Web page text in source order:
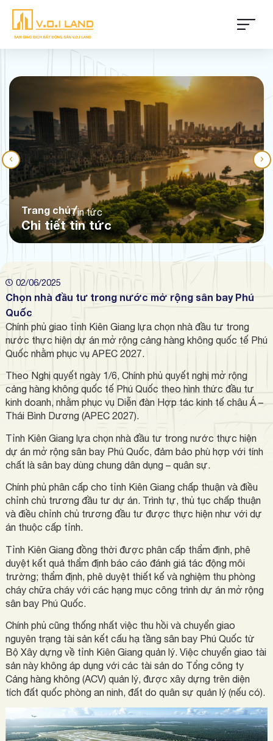
Trang chủTin tức
Chi tiết tin tức
02/06/2025
Chọn nhà đầu tư trong nước mở rộng sân bay Phú
Quốc
Chính phủ giao tỉnh Kiên Giang lựa chọn nhà đầu tư trong
nước thực hiện dự án mở rộng cảng hàng không quốc tế Phú
Quốc nhằm phục vụ APEC 2027.
Theo Nghị quyết ngày 1/6, Chính phủ quyết nghị mở rộng
cảng hàng không quốc tế Phú Quốc theo hình thức đầu tư
kinh doanh, nhằm phục vụ Diễn đàn Hợp tác kinh tế châu Á –
Thái Bình Dương (APEC 2027).
Tỉnh Kiên Giang lựa chọn nhà đầu tư trong nước thực hiện
dự án mở rộng sân bay Phú Quốc, đảm bảo phù hợp với tính
chất là sân bay dùng chung dân dụng – quân sự.
Chính phủ phân cấp cho tỉnh Kiên Giang chấp thuận và điều
chỉnh chủ trương đầu tư dự án. Trình tự, thủ tục chấp thuận
và điều chỉnh chủ trương đầu tư được thực hiện như với dự
án thuộc cấp tỉnh.
Tỉnh Kiên Giang đồng thời được phân cấp thẩm định, phê
duyệt kết quả thẩm định báo cáo đánh giá tác động môi
trường; thẩm định, phê duyệt thiết kế và nghiệm thu phòng
cháy chữa cháy với các hạng mục công trình dự án mở rộng
sân bay Phú Quốc.
Chính phủ cũng thống nhất việc thu hồi và chuyển giao
nguyên trạng tài sản kết cấu hạ tầng sân bay Phú Quốc từ
Bộ Xây dựng về tỉnh Kiên Giang quản lý. Việc chuyển giao tài
sản này không áp dụng với các tài sản do Tổng công ty
Cảng hàng không (ACV) quản lý, được xây dựng trên diện
tích đất quốc phòng an ninh, đất do quân sự quản lý (nếu có).